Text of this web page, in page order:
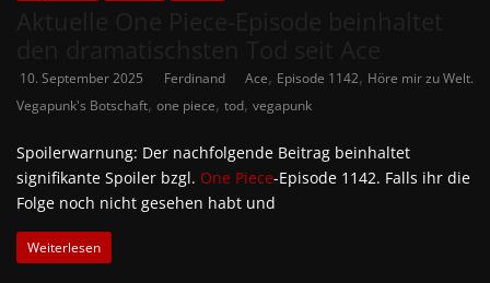
10. September 2025 Ferdinand Ace, Episode 1142, Höre mir zu Welt.
Vegapunk's Botschaft, one piece, tod, vegapunk
Spoilerwarnung: Der nachfolgende Beitrag beinhaltet
signifikante Spoiler bzgl. One Piece-Episode 1142. Falls ihr die
Folge noch nicht gesehen habt und
Weiterlesen